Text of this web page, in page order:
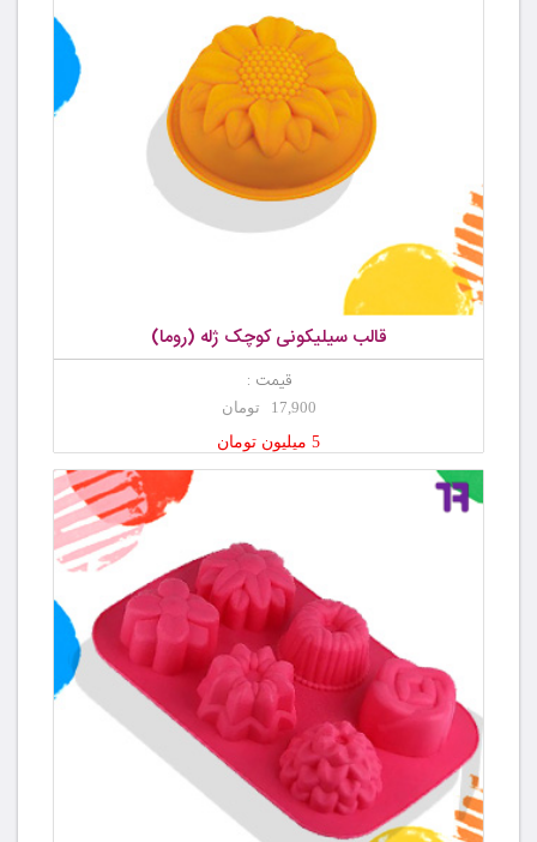
قالب سیلیکونی کوچک ژله (روما)
قیمت :
17,900 تومان
5 میلیون تومان